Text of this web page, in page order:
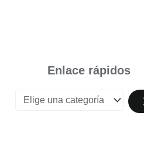
Enlace rápidos